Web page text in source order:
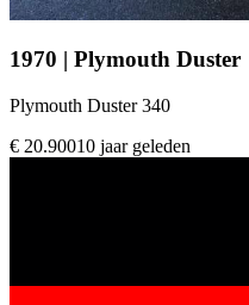
1970 | Plymouth Duster
Plymouth Duster 340
€ 20.90010 jaar geleden